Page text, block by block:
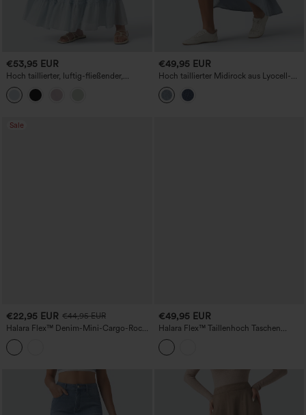
€53,95 EUR
Hoch taillierter, luftig-fließender,
gestufter Maxi-Resort-Rock
€49,95 EUR
Hoch taillierter Midirock aus Lyocell-
Denim mit unsichtbarem Reißverschluss,
asymmetrischem Saum, drapiert,
fließend und mit Taschen
Sale
€22,95 EUR €44,95 EUR
Halara Flex™ Denim-Mini-Cargo-Rock
mit mittlerer Bundhöhe und
Reißverschlusstaschen – lässig
€49,95 EUR
Halara Flex™ Taillenhoch Taschen
Bodycon Mini Gewaschene Jeans
Casual Rock